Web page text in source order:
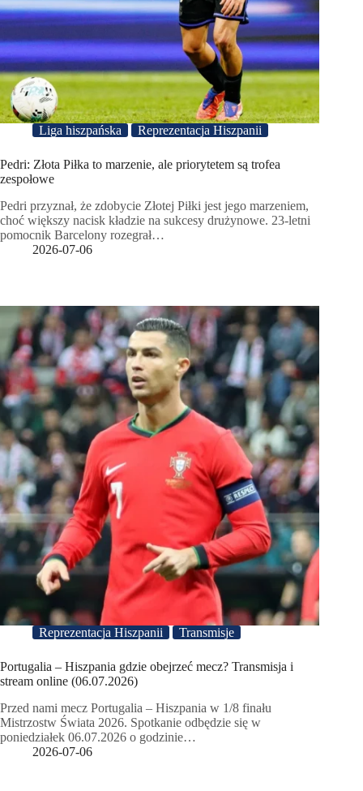
Liga hiszpańska Reprezentacja Hiszpanii
Pedri: Złota Piłka to marzenie, ale priorytetem są trofea
zespołowe
Pedri przyznał, że zdobycie Złotej Piłki jest jego marzeniem,
choć większy nacisk kładzie na sukcesy drużynowe. 23-letni
pomocnik Barcelony rozegrał…
2026-07-06
Reprezentacja Hiszpanii Transmisje
Portugalia – Hiszpania gdzie obejrzeć mecz? Transmisja i
stream online (06.07.2026)
Przed nami mecz Portugalia – Hiszpania w 1/8 finału
Mistrzostw Świata 2026. Spotkanie odbędzie się w
poniedziałek 06.07.2026 o godzinie…
2026-07-06